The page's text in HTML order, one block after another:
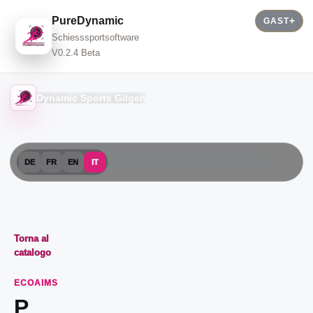
PureDynamic
Schiesssportsoftware
V0.2.4 Beta
GAST
Dynamic Sports Gilgen
DE FR EN IT
Torna al
catalogo
ECOAIMS
P